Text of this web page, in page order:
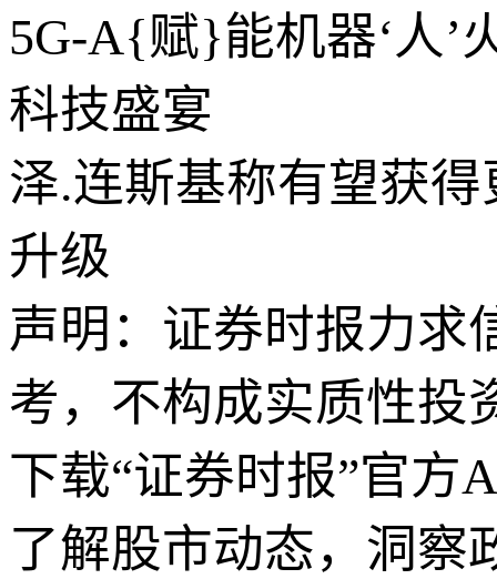
5G-A{赋}能机器‘人’
科技盛宴
泽.连斯基称有望获
升级
声明：证券时报力求
考，不构成实质性投
下载“证券时报”官方
了解股市动态，洞察